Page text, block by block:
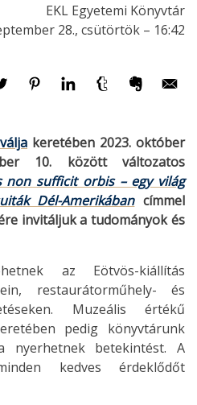
EKL Egyetemi Könyvtár
28., csütörtök – 16:42
keretében 2023. október
10. között változatos
non sufficit orbis – egy világ
Dél-Amerikábancímmel
invitáljuk a tudományok és
az Eötvös-kiállítás
restaurátorműhely- és
Muzeális értékű
pedig könyvtárunk
nyerhetnek betekintést. A
kedves érdeklődőt